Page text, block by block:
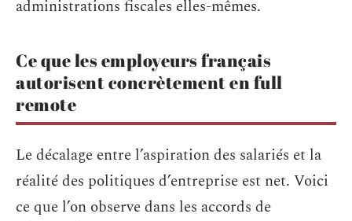
administrations fiscales elles-mêmes.
Ce que les employeurs français
autorisent concrètement en full
remote
Le décalage entre l’aspiration des salariés et la
réalité des politiques d’entreprise est net. Voici
ce que l’on observe dans les accords de